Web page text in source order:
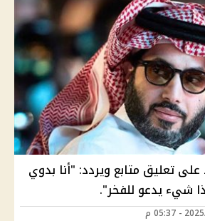
تعليق متابع ويردد: "أنا بدوي
شيء يدعو للفخر".